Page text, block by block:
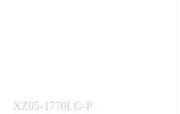
XZ05-1770LG-P